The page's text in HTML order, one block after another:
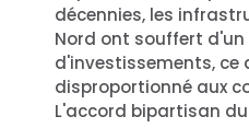
décennies, les
Nord ont souffert
d'investissements, ce
disproportionné aux
L'accord bipartisan